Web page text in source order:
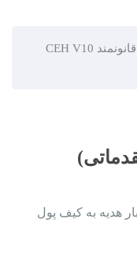
هکر قانونمند CEH V10
تومان اعتبار هدیه به کیف پول